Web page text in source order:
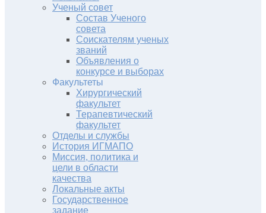
Ученый совет
Состав Ученого
совета
Соискателям ученых
званий
Объявления о
конкурсе и выборах
Факультеты
Хирургический
факультет
Терапевтический
факультет
Отделы и службы
История ИГМАПО
Миссия, политика и
цели в области
качества
Локальные акты
Государственное
задание